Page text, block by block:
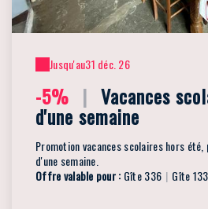
Jusqu'au31 déc. 26
-5% | Vacances
d'une semaine
Promotion vacances scolaires hors
d'une semaine.
Offre valable pour : Gîte 336 | Gîte